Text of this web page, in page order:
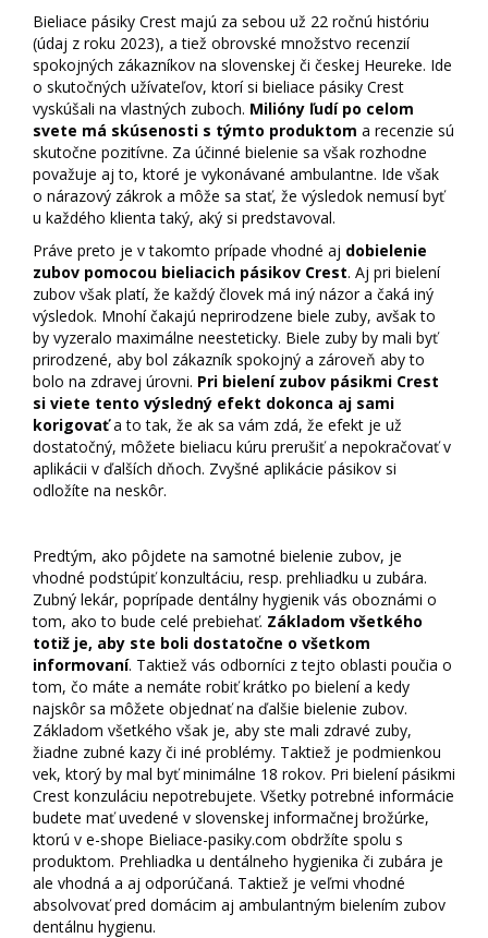
Bieliace pásiky Crest majú za sebou už 22 ročnú históriu
(údaj z roku 2023), a tiež obrovské množstvo recenzií
spokojných zákazníkov na slovenskej či českej Heureke. Ide
o skutočných užívateľov, ktorí si bieliace pásiky Crest
vyskúšali na vlastných zuboch. Milióny ľudí po celom
svete má skúsenosti s týmto produktom a recenzie sú
skutočne pozitívne. Za účinné bielenie sa však rozhodne
považuje aj to, ktoré je vykonávané ambulantne. Ide však
o nárazový zákrok a môže sa stať, že výsledok nemusí byť
u každého klienta taký, aký si predstavoval.
Práve preto je v takomto prípade vhodné aj dobielenie
zubov pomocou bieliacich pásikov Crest. Aj pri bielení
zubov však platí, že každý človek má iný názor a čaká iný
výsledok. Mnohí čakajú neprirodzene biele zuby, avšak to
by vyzeralo maximálne neesteticky. Biele zuby by mali byť
prirodzené, aby bol zákazník spokojný a zároveň aby to
bolo na zdravej úrovni. Pri bielení zubov pásikmi Crest
si viete tento výsledný efekt dokonca aj sami
korigovaťa to tak, že ak sa vám zdá, že efekt je už
dostatočný, môžete bieliacu kúru prerušiť a nepokračovať v
aplikácii v ďalších dňoch. Zvyšné aplikácie pásikov si
odložíte na neskôr.
Predtým, ako pôjdete na samotné bielenie zubov, je
vhodné podstúpiť konzultáciu, resp. prehliadku u zubára.
Zubný lekár, poprípade dentálny hygienik vás oboznámi o
tom, ako to bude celé prebiehať. Základom všetkého
totiž je, aby ste boli dostatočne o všetkom
informovaní. Taktiež vás odborníci z tejto oblasti poučia o
tom, čo máte a nemáte robiť krátko po bielení a kedy
najskôr sa môžete objednať na ďalšie bielenie zubov.
Základom všetkého však je, aby ste mali zdravé zuby,
žiadne zubné kazy či iné problémy. Taktiež je podmienkou
vek, ktorý by mal byť minimálne 18 rokov. Pri bielení pásikmi
Crest konzuláciu nepotrebujete. Všetky potrebné informácie
budete mať uvedené v slovenskej informačnej brožúrke,
ktorú v e-shope Bieliace-pasiky.com obdržíte spolu s
produktom. Prehliadka u dentálneho hygienika či zubára je
ale vhodná a aj odporúčaná. Taktiež je veľmi vhodné
absolvovať pred domácim aj ambulantným bielením zubov
dentálnu hygienu.